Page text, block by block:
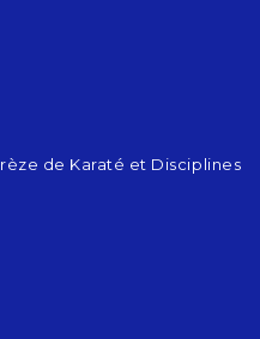
de Karaté et Disciplines